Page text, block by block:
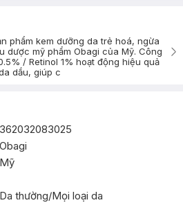
phẩm kem dưỡng da trẻ hoá, ngừa
dược mỹ phẩm Obagi của Mỹ. Công
/ Retinol 1% hoạt động hiệu quả
dầu, giúp c
362032083025
Obagi
Mỹ
Da thường/Mọi loại da